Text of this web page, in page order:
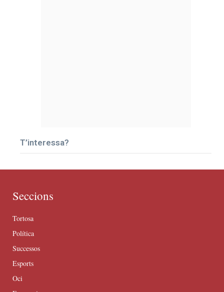
T’interessa?
Seccions
Tortosa
Política
Successos
Esports
Oci